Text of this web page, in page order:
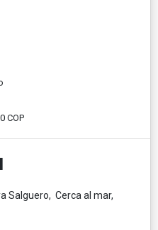
COP
Salguero, Cerca al mar,